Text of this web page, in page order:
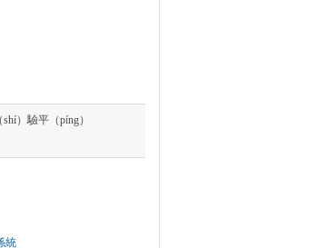
）驗平（píng）
統